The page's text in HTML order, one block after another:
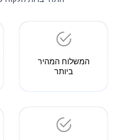
המשלוח המהיר
ביותר
שירות טכני ואחריות